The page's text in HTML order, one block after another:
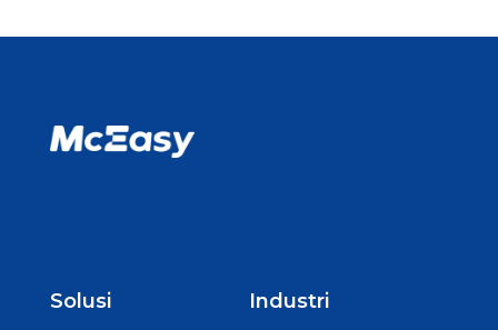
Solusi Industri